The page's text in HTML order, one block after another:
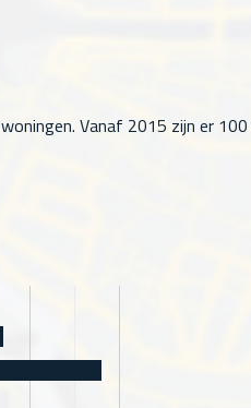
woningen. Vanaf 2015 zijn er 100